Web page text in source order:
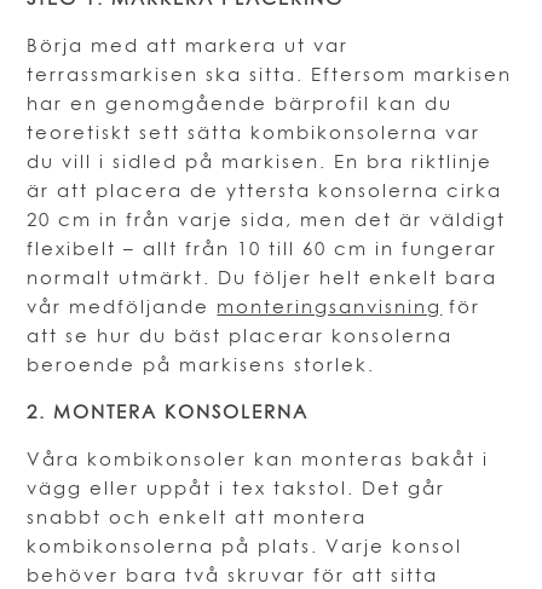
Börja med att markera ut var
terrassmarkisen ska sitta. Eftersom markisen
har en genomgående bärprofil kan du
teoretiskt sett sätta kombikonsolerna var
du vill i sidled på markisen. En bra riktlinje
är att placera de yttersta konsolerna cirka
20 cm in från varje sida, men det är väldigt
flexibelt – allt från 10 till 60 cm in fungerar
normalt utmärkt. Du följer helt enkelt bara
vår medföljande monteringsanvisning för
att se hur du bäst placerar konsolerna
beroende på markisens storlek.
2. MONTERA KONSOLERNA
Våra kombikonsoler kan monteras bakåt i
vägg eller uppåt i tex takstol. Det går
snabbt och enkelt att montera
kombikonsolerna på plats. Varje konsol
behöver bara två skruvar för att sitta